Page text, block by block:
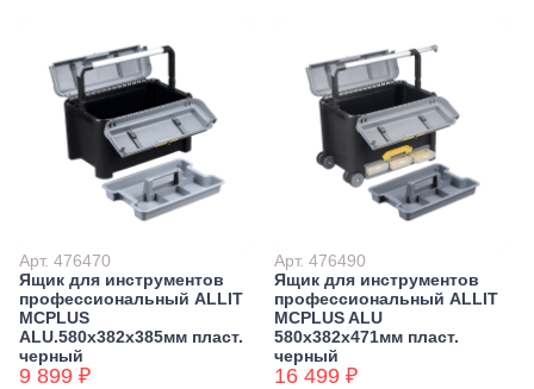
Арт. 476470
Ящик для инструментов
профессиональный ALLIT
MCPLUS
ALU.580х382х385мм пласт.
черный
9 899 ₽
Арт. 476490
Ящик для инструментов
профессиональный ALLIT
MCPLUS ALU
580х382х471мм пласт.
черный
16 499 ₽